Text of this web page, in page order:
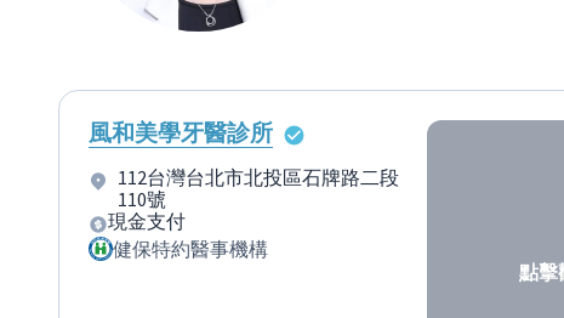
風和美學牙醫診所
112台灣台北市北投區石牌路二段
110號
現金支付
健保特約醫事機構
點擊